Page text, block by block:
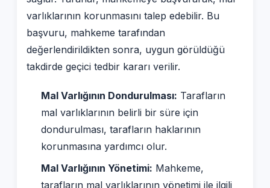
varlıklarının korunmasını talep edebilir. Bu
başvuru, mahkeme tarafından
değerlendirildikten sonra, uygun görüldüğü
takdirde geçici tedbir kararı verilir.
Mal Varlığının Dondurulması: Tarafların
mal varlıklarının belirli bir süre için
dondurulması, tarafların haklarının
korunmasına yardımcı olur.
Mal Varlığının Yönetimi: Mahkeme,
tarafların mal varlıklarının yönetimi ile ilgili